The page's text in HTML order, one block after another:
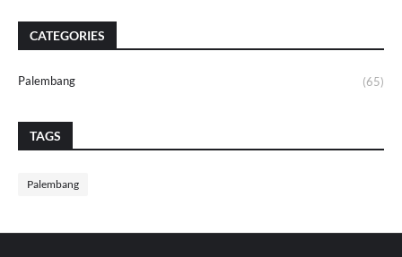
CATEGORIES
Palembang (65)
TAGS
Palembang